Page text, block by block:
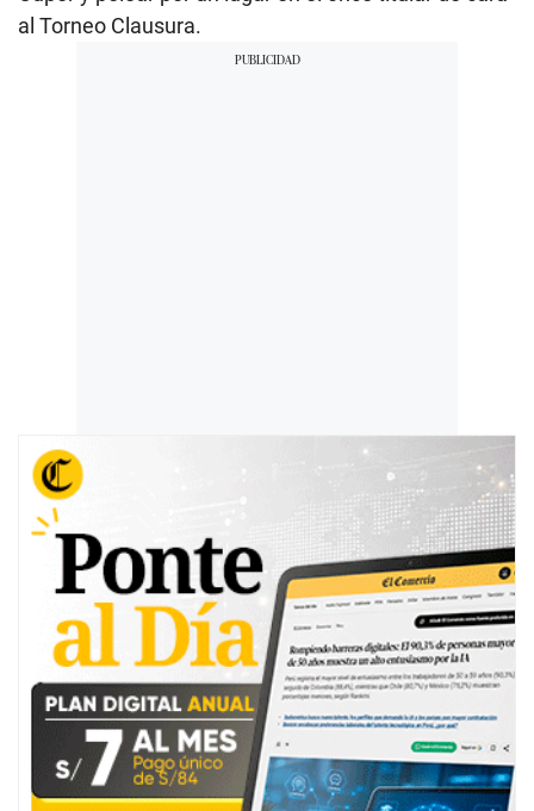
al Torneo Clausura.